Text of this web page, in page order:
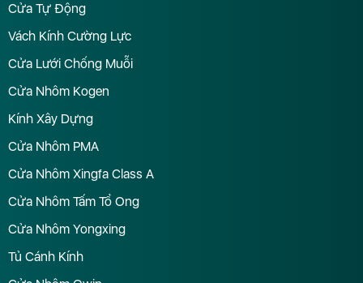
Cửa Tự Động
Vách Kính Cường Lực
Cửa Lưới Chống Muỗi
Cửa Nhôm Kogen
Kính Xây Dựng
Cửa Nhôm PMA
Cửa Nhôm Xingfa Class A
Cửa Nhôm Tấm Tổ Ong
Cửa Nhôm Yongxing
Tủ Cánh Kính